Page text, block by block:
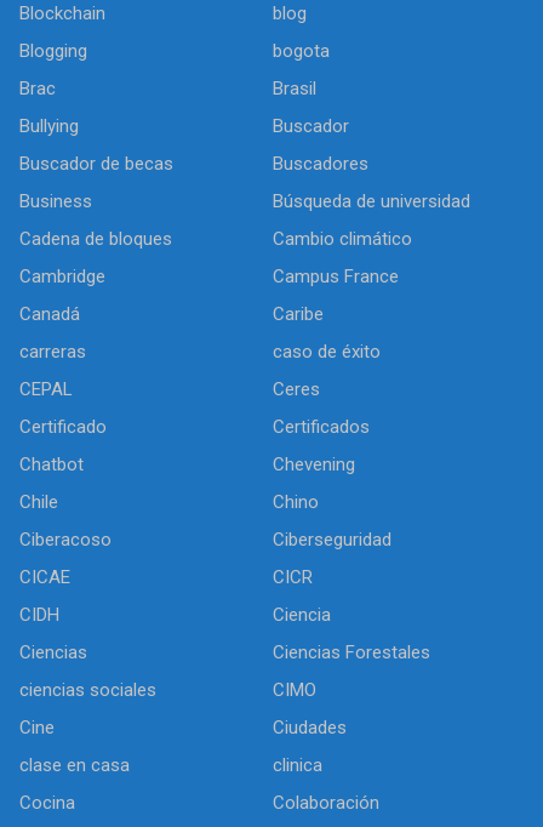
Blockchain
blog
Blogging
bogota
Brac
Brasil
Bullying
Buscador
Buscador de becas
Buscadores
Business
Búsqueda de universidad
Cadena de bloques
Cambio climático
Cambridge
Campus France
Canadá
Caribe
carreras
caso de éxito
CEPAL
Ceres
Certificado
Certificados
Chatbot
Chevening
Chile
Chino
Ciberacoso
Ciberseguridad
CICAE
CICR
CIDH
Ciencia
Ciencias
Ciencias Forestales
ciencias sociales
CIMO
Cine
Ciudades
clase en casa
clinica
Cocina
Colaboración